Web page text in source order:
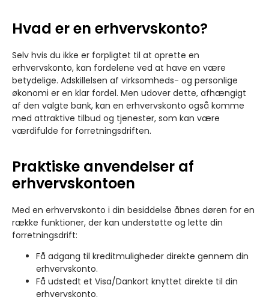
Hvad er en erhvervskonto?
Selv hvis du ikke er forpligtet til at oprette en
erhvervskonto, kan fordelene ved at have en være
betydelige. Adskillelsen af virksomheds- og personlige
økonomi er en klar fordel. Men udover dette, afhængigt
af den valgte bank, kan en erhvervskonto også komme
med attraktive tilbud og tjenester, som kan være
værdifulde for forretningsdriften.
Praktiske anvendelser af
erhvervskontoen
Med en erhvervskonto i din besiddelse åbnes døren for en
række funktioner, der kan understøtte og lette din
forretningsdrift:
Få adgang til kreditmuligheder direkte gennem din
erhvervskonto.
Få udstedt et Visa/Dankort knyttet direkte til din
erhvervskonto.